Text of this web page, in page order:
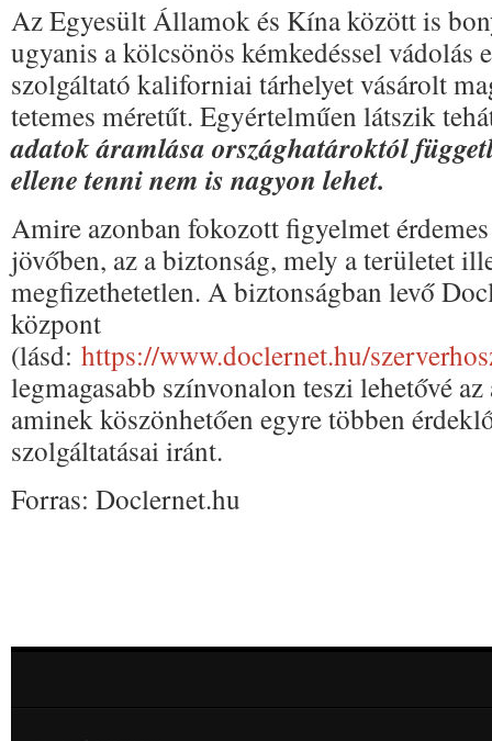
Az Egyesült Államok és Kína között is
ugyanis a kölcsönös kémkedéssel vádolás
szolgáltató kaliforniai tárhelyet vásárolt
tetemes méretűt. Egyértelműen látszik
adatok áramlása országhatároktól
ellene tenni nem is nagyon lehet.
Amire azonban fokozott figyelmet
jövőben, az a biztonság, mely a területet
megfizethetetlen. A biztonságban levő
központ
(lásd: https://www.doclernet.hu/
legmagasabb színvonalon teszi lehetővé
aminek köszönhetően egyre többen
szolgáltatásai iránt.
Forras: Doclernet.hu